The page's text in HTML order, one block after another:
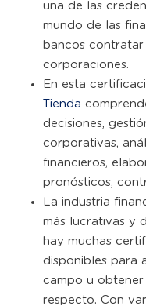
una de las
mundo de las
bancos
corporaciones.
En esta
Tienda
decisiones,
corporativas,
financieros,
pronósticos,
La industria
más lucrativas y
hay muchas
disponibles para
campo u obtener
respecto. Con